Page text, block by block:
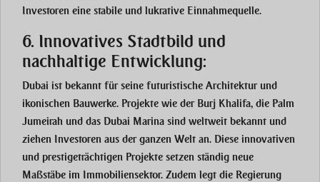
Investoren eine stabile und lukrative Einnahmequelle.
6. Innovatives Stadtbild und
nachhaltige Entwicklung:
Dubai ist bekannt für seine futuristische Architektur und
ikonischen Bauwerke. Projekte wie der Burj Khalifa, die Palm
Jumeirah und das Dubai Marina sind weltweit bekannt und
ziehen Investoren aus der ganzen Welt an. Diese innovativen
und prestigeträchtigen Projekte setzen ständig neue
Maßstäbe im Immobiliensektor. Zudem legt die Regierung